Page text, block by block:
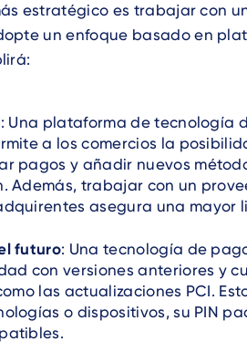
estratégico es trabajar con
un enfoque basado en
: Una plataforma de tecnología
a los comercios la
pagos y añadir nuevos
Además, trabajar con un
asegura una
futuro: Una tecnología de
con versiones anteriores y
las actualizaciones PCI.
o dispositivos, su PIN